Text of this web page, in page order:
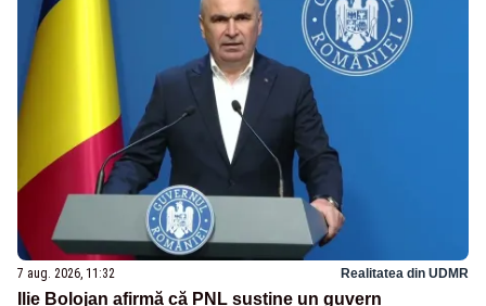
7 aug. 2026, 11:32 Realitatea din UDMR
Ilie Bolojan afirmă că PNL susține un guvern